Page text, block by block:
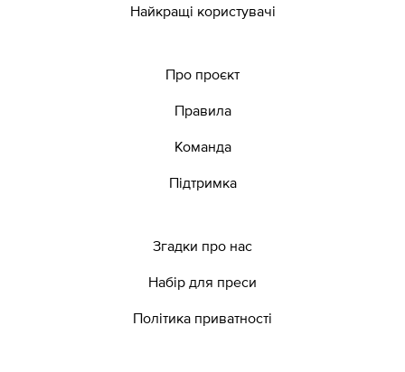
Найкращі користувачі
Про проєкт
Правила
Команда
Підтримка
Згадки про нас
Набір для преси
Політика приватності